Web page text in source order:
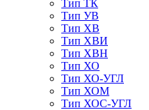
Тип ТК
Тип УВ
Тип ХВ
Тип ХВИ
Тип ХВН
Тип ХО
Тип ХО-УГЛ
Тип ХОМ
Тип ХОС-УГЛ